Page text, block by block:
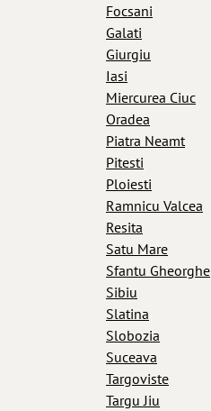
Focsani
Galati
Giurgiu
Iasi
Miercurea Ciuc
Oradea
Piatra Neamt
Pitesti
Ploiesti
Ramnicu Valcea
Resita
Satu Mare
Sfantu Gheorghe
Sibiu
Slatina
Slobozia
Suceava
Targoviste
Targu Jiu